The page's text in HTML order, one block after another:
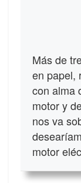
Más de
en papel,
con alma
motor y
nos va
motor